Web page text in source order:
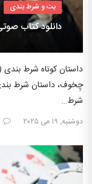
بت و شرط بندی
دانلود کتاب
چِخوف، داستان شرط
شرط…
دوشنبه, ۱۹ می ۲۰۲۵